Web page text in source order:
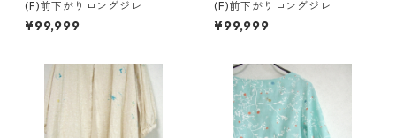
(F)前下がりロングジレ
¥99,999
(F)前下がりロングジレ
¥99,999